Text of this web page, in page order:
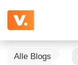
Alle Blogs